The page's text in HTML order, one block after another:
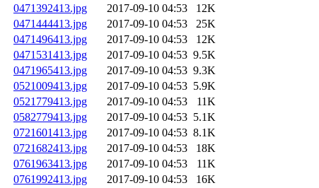
0471392413.jpg
2017-09-10 04:53
12K
0471444413.jpg
2017-09-10 04:53
25K
0471496413.jpg
2017-09-10 04:53
12K
0471531413.jpg
2017-09-10 04:53 9.5K
0471965413.jpg
2017-09-10 04:53 9.3K
0521009413.jpg
2017-09-10 04:53 5.9K
0521779413.jpg
2017-09-10 04:53
11K
0582779413.jpg
2017-09-10 04:53 5.1K
0721601413.jpg
2017-09-10 04:53 8.1K
0721682413.jpg
2017-09-10 04:53
18K
0761963413.jpg
2017-09-10 04:53
11K
0761992413.jpg
2017-09-10 04:53
16K